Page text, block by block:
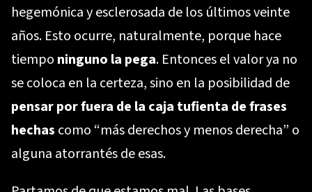
hegemónica y esclerosada de los últimos veinte
años. Esto ocurre, naturalmente, porque hace
tiempo ninguno la pega. Entonces el valor ya no
se coloca en la certeza, sino en la posibilidad de
pensar por fuera de la caja tufienta de frases
hechas como “más derechos y menos derecha” o
alguna atorrantés de esas.